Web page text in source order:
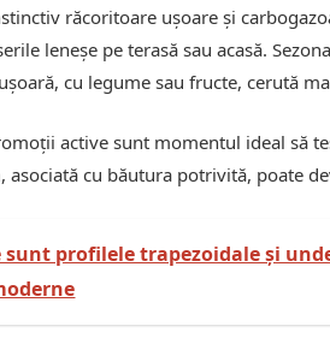
răcoritoare ușoare și
leneșe pe terasă sau acasă.
cu legume sau fructe, cerută
active sunt momentul ideal să
asociată cu băutura potrivită, poate
sunt profilele trapezoidale și